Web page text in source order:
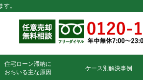
。
住宅ローン滞納に
おちいる主な原因
ケース別解決事例